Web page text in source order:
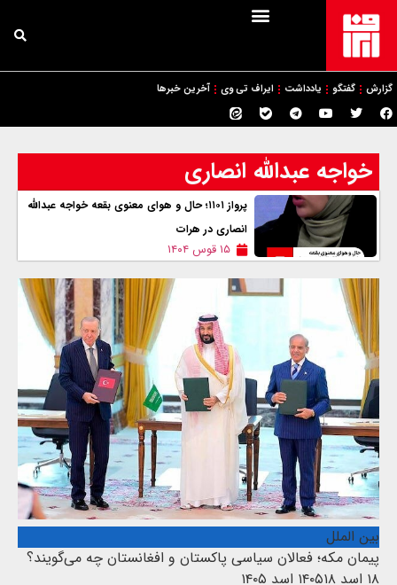
گزارش گفتگو یادداشت ایراف تی وی آخرین خبرها
خواجه عبدالله انصاری
پرواز ۱۱۰۱؛ حال و هوای معنوی بقعه خواجه عبدالله
انصاری در هرات
۱۵ قوس ۱۴۰۴
بین الملل
پیمان مکه؛ فعالان سیاسی پاکستان و افغانستان چه می‌گویند؟
۱۸ اسد ۱۴۰۵
۱۸ اسد ۱۴۰۵